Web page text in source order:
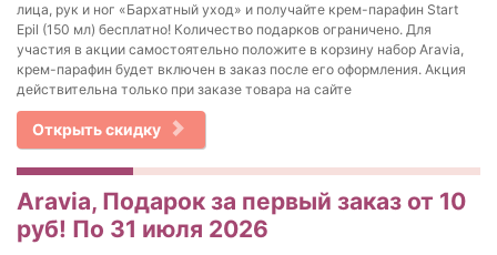
лица, рук и ног «Бархатный уход» и получайте крем-парафин Start
Epil (150 мл) бесплатно! Количество подарков ограничено. Для
участия в акции самостоятельно положите в корзину набор Aravia,
крем-парафин будет включен в заказ после его оформления. Акция
действительна только при заказе товара на сайте
Открыть скидку
Aravia, Подарок за первый заказ от 10
руб! По 31 июля 2026